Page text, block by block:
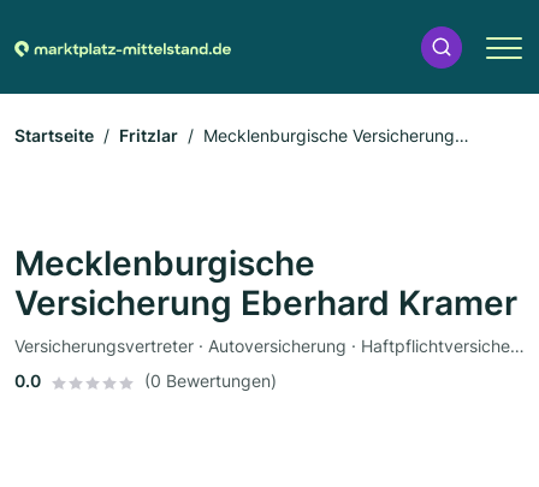
Startseite Fritzlar
Mecklenburgische Versicherung
Mecklenburgische
Versicherung Eberhard Kramer
Versicherungsvertreter · Autoversicherung · Haftpflichtversicherung · Hausratversicherung · Krankenversicherung
0.0
(0 Bewertungen)